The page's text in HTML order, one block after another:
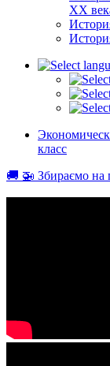
XX
класс
🚚 🚁 Збираємо на